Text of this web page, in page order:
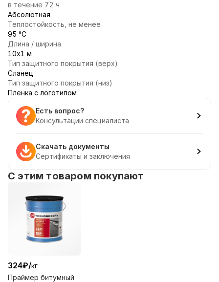
в течение 72 ч
Абсолютная
Теплостойкость, не менее
95 °С
Длина / ширина
10х1 м
Тип защитного покрытия (верх)
Сланец
Тип защитного покрытия (низ)
Пленка с логотипом
Есть вопрос?
Консультации специалиста
Скачать документы
Сертификаты и заключения
С этим товаром покупают
324₽/кг
Праймер битумный